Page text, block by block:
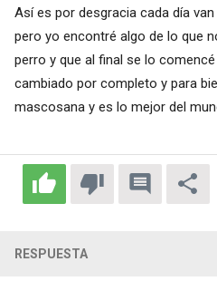
Así es por desgracia cada día
pero yo encontré algo de lo que
perro y que al final se lo
cambiado por completo y para
mascosana y es lo mejor del
RESPUESTA